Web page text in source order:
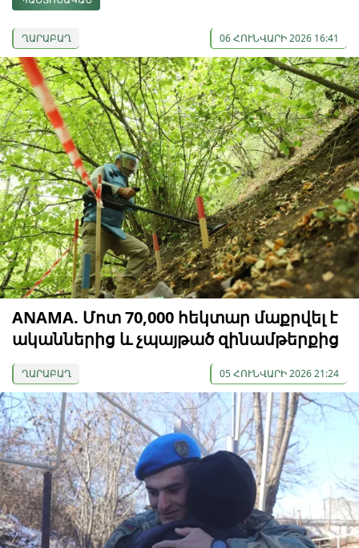
ՂԱՐԱԲԱՂ 06 ՀՈՒՆՎԱՐԻ 2026 16:41
ANAMA. Մոտ 70,000 հեկտար մաքրվել է
ականներից և չպայթած զինամթերքից
ՂԱՐԱԲԱՂ 05 ՀՈՒՆՎԱՐԻ 2026 21:24